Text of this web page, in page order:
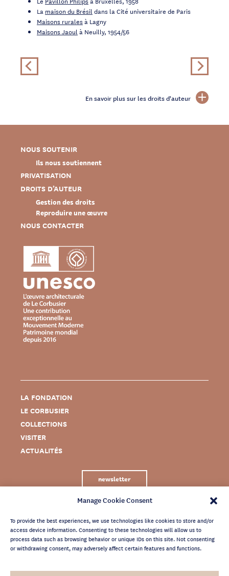
Manage Cookie Consent
To provide the best experiences, we use technologies like cookies to store and/or
access device information. Consenting to these technologies will allow us to
process data such as browsing behavior or unique IDs on this site. Not consenting
or withdrawing consent, may adversely affect certain features and functions.
La maison du Brésil dans la Cité universitaire de Paris
Maisons ruralesà Lagny
Maisons Jaoul à Neuilly, 1954/56
En savoir plus sur les droits d'auteur
NOUS SOUTENIR
Ils nous soutiennent
PRIVATISATION
DROITS D’AUTEUR
Gestion des droits
Reproduire une œuvre
NOUS CONTACTER
LA FONDATION
LE CORBUSIER
COLLECTIONS
VISITER
ACTUALITÉS
newsletter
MENTIONS LÉGALES